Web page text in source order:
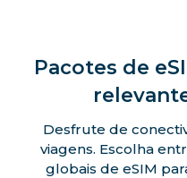
Pacotes de
Desfrute de
viagens. Escolha
globais de eSIM